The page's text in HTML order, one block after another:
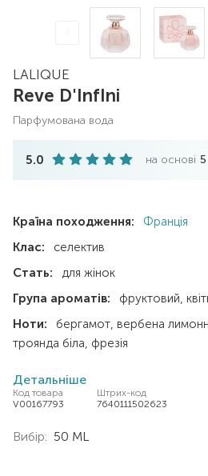
LALIQUE
Reve D'InfIni
парфумована вода
5.0 на основі 5
Країна походження:
Франція
Клас:
селектив
Стать:
для жінок
Група ароматів:
фруктовий
Ноти:
бергамот вербена
троянда біла фрезія
Детальніше
Код товара
V00167793
Штрих-код
7640111502623
Вибір: 50 ML